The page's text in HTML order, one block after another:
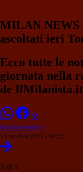
MILAN NEWS |
ascoltati ieri
Ecco tutte le
giornata nella
de IlMilanista.it
Giulia Benedetti
13 ottobre 2023 - 08:27
3 di 5